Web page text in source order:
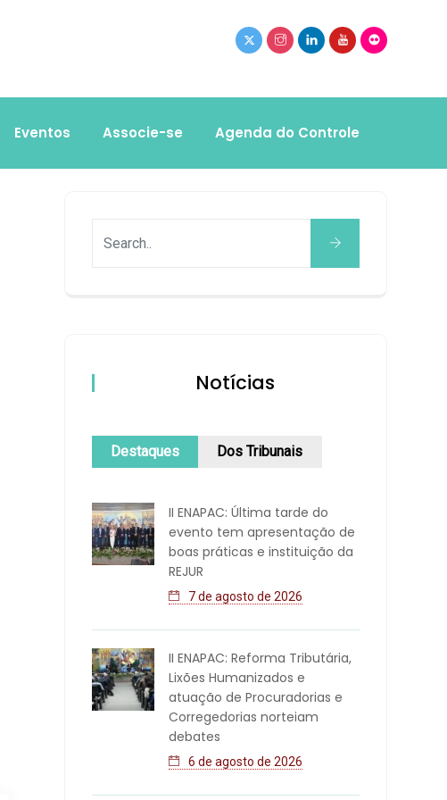
Eventos Associe-se Agenda do Controle
Notícias
Destaques Dos Tribunais
II ENAPAC: Última tarde do
evento tem apresentação de
boas práticas e instituição da
REJUR
7 de agosto de 2026
II ENAPAC: Reforma Tributária,
Lixões Humanizados e
atuação de Procuradorias e
Corregedorias norteiam
debates
6 de agosto de 2026